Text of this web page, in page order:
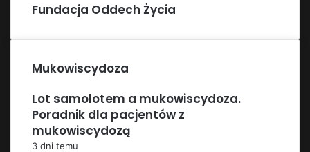
Fundacja Oddech Życia
Mukowiscydoza
Lot samolotem a mukowiscydoza.
Poradnik dla pacjentów z
mukowiscydozą
3 dni temu